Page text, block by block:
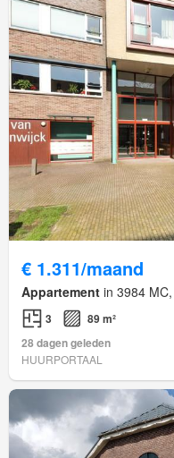
€ 1.311/maand
Appartement in 3984
3
89 m²
28 dagen geleden
HUURPORTAAL